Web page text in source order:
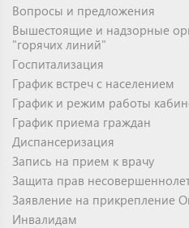
Вопросы и предложения
Вышестоящие и надзорные
"горячих линий"
Госпитализация
График встреч с населением
График и режим работы
График приема граждан
Диспансеризация
Запись на прием к врачу
Защита прав
Заявление на прикрепление
Инвалидам